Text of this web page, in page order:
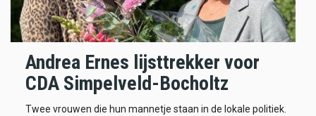
Andrea Ernes lijsttrekker voor
CDA Simpelveld-Bocholtz
Twee vrouwen die hun mannetje staan in de lokale politiek.